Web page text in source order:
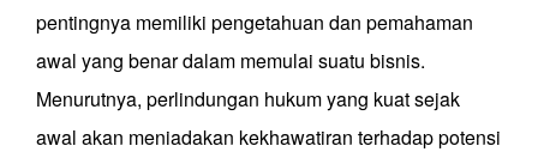
pentingnya memiliki pengetahuan dan pemahaman
awal yang benar dalam memulai suatu bisnis.
Menurutnya, perlindungan hukum yang kuat sejak
awal akan meniadakan kekhawatiran terhadap potensi